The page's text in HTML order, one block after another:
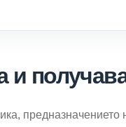
и
предназначението